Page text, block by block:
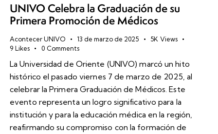
UNIVO Celebra la Graduación de su
Primera Promoción de Médicos
Acontecer UNIVO 13 de marzo de 2025 5K Views
9 Likes 0 Comments
La Universidad de Oriente (UNIVO) marcó un hito
histórico el pasado viernes 7 de marzo de 2025, al
celebrar la Primera Graduación de Médicos. Este
evento representa un logro significativo para la
institución y para la educación médica en la región,
reafirmando su compromiso con la formación de